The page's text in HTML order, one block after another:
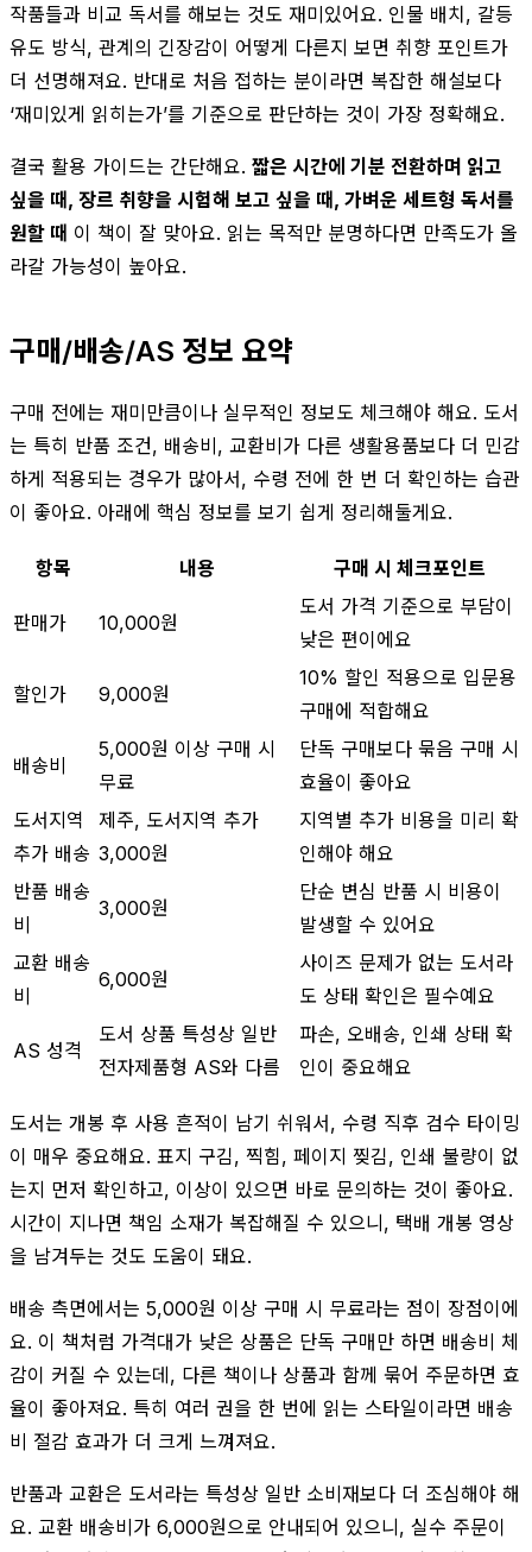
작품들과 비교 독서를 해보는 것도 재미있어요. 인물 배치, 갈등
유도 방식, 관계의 긴장감이 어떻게 다른지 보면 취향 포인트가
더 선명해져요. 반대로 처음 접하는 분이라면 복잡한 해설보다
‘재미있게 읽히는가’를 기준으로 판단하는 것이 가장 정확해요.
결국 활용 가이드는 간단해요. 짧은 시간에 기분 전환하며 읽고
싶을 때, 장르 취향을 시험해 보고 싶을 때, 가벼운 세트형 독서를
원할 때 이 책이 잘 맞아요. 읽는 목적만 분명하다면 만족도가 올
라갈 가능성이 높아요.
구매/배송/AS 정보 요약
구매 전에는 재미만큼이나 실무적인 정보도 체크해야 해요. 도서
는 특히 반품 조건, 배송비, 교환비가 다른 생활용품보다 더 민감
하게 적용되는 경우가 많아서, 수령 전에 한 번 더 확인하는 습관
이 좋아요. 아래에 핵심 정보를 보기 쉽게 정리해둘게요.
항목 내용 구매 시 체크포인트
판매가 10,000원
도서 가격 기준으로 부담이
낮은 편이에요
할인가 9,000원
10% 할인 적용으로 입문용
구매에 적합해요
배송비
5,000원 이상 구매 시
무료
단독 구매보다 묶음 구매 시
효율이 좋아요
도서지역
추가 배송
제주, 도서지역 추가
3,000원
지역별 추가 비용을 미리 확
인해야 해요
반품 배송
비
3,000원
단순 변심 반품 시 비용이
발생할 수 있어요
교환 배송
비
6,000원
사이즈 문제가 없는 도서라
도 상태 확인은 필수예요
AS 성격
도서 상품 특성상 일반
전자제품형 AS와 다름
파손, 오배송, 인쇄 상태 확
인이 중요해요
도서는 개봉 후 사용 흔적이 남기 쉬워서, 수령 직후 검수 타이밍
이 매우 중요해요. 표지 구김, 찍힘, 페이지 찢김, 인쇄 불량이 없
는지 먼저 확인하고, 이상이 있으면 바로 문의하는 것이 좋아요.
시간이 지나면 책임 소재가 복잡해질 수 있으니, 택배 개봉 영상
을 남겨두는 것도 도움이 돼요.
배송 측면에서는 5,000원 이상 구매 시 무료라는 점이 장점이에
요. 이 책처럼 가격대가 낮은 상품은 단독 구매만 하면 배송비 체
감이 커질 수 있는데, 다른 책이나 상품과 함께 묶어 주문하면 효
율이 좋아져요. 특히 여러 권을 한 번에 읽는 스타일이라면 배송
비 절감 효과가 더 크게 느껴져요.
반품과 교환은 도서라는 특성상 일반 소비재보다 더 조심해야 해
요. 교환 배송비가 6,000원으로 안내되어 있으니, 실수 주문이